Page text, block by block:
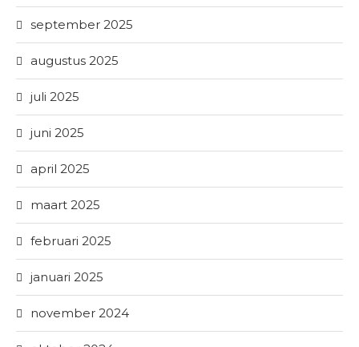
september 2025
augustus 2025
juli 2025
juni 2025
april 2025
maart 2025
februari 2025
januari 2025
november 2024